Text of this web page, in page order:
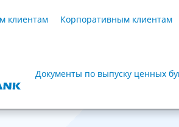
клиентам Корпоративным клиентам
Документы по выпуску ценных